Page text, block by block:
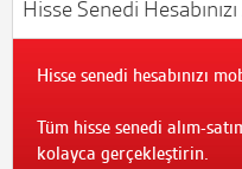
Hisse Senedi Hesabınızı
Hisse senedi hesabınızı
Tüm hisse senedi alım-
kolayca gerçekleştirin.